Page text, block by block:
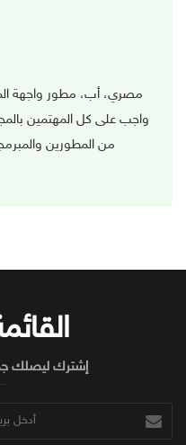
واجب على كل المهتمين
من المطورين
إشترك ليصلك
بريدك